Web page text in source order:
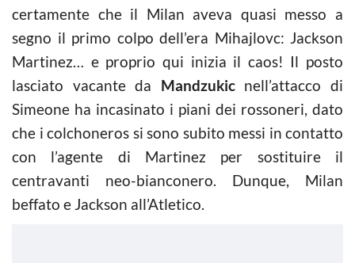
certamente che il Milan aveva quasi messo a
segno il primo colpo dell’era Mihajlovc: Jackson
Martinez… e proprio qui inizia il caos! Il posto
lasciato vacante da Mandzukicnell’attacco di
Simeone ha incasinato i piani dei rossoneri, dato
che i colchoneros si sono subito messi in contatto
con l’agente di Martinez per sostituire il
centravanti neo-bianconero. Dunque, Milan
beffato e Jackson all’Atletico.